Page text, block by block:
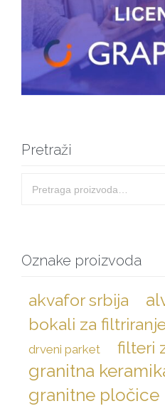
Pretraži
Oznake proizvoda
akvafor srbija
bokali za
drveni parket filteri
granitna
granitne pločice